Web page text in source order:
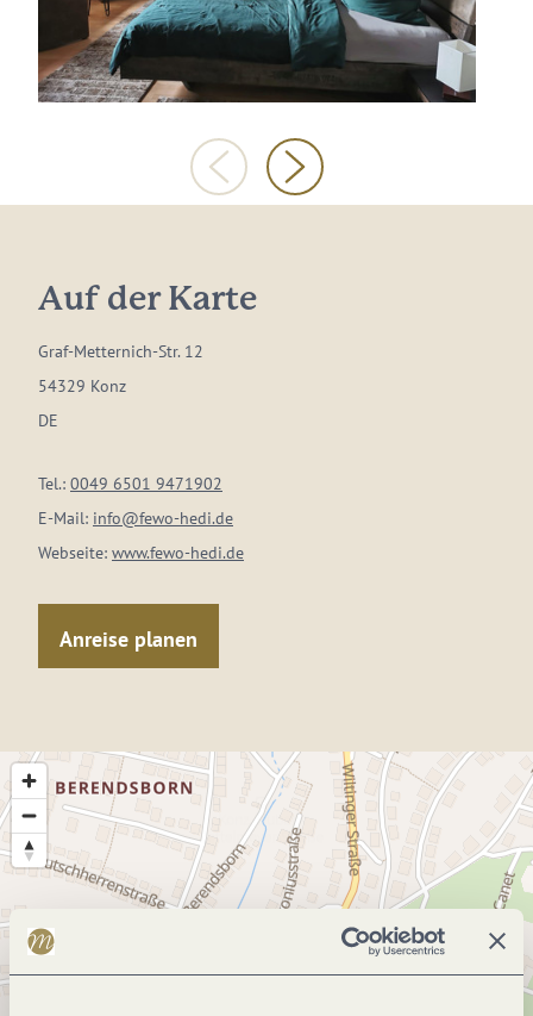
Auf der Karte
Graf-Metternich-Str. 12
54329 Konz
DE
Tel.: 0049 6501 9471902
E-Mail: info@fewo-hedi.de
Webseite: www.fewo-hedi.de
Anreise planen